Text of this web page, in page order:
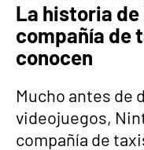
La historia
compañía de
conocen
Mucho antes de
videojuegos,
compañía de